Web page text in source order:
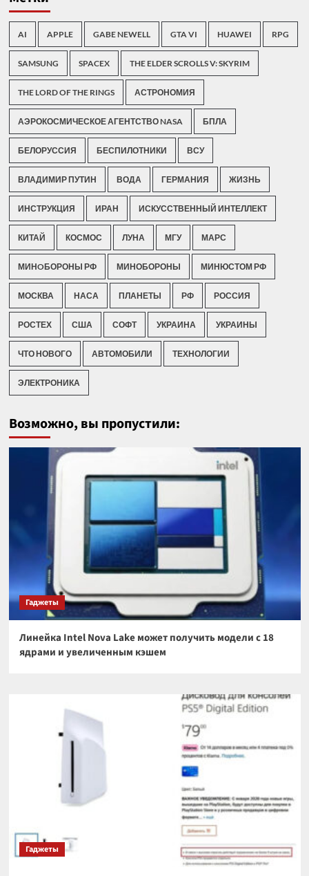
AI APPLE GABE NEWELL GTA VI HUAWEI RPG
SAMSUNG SPACEX THE ELDER SCROLLS V: SKYRIM
THE LORD OF THE RINGS АСТРОНОМИЯ
АЭРОКОСМИЧЕСКОЕ АГЕНТСТВО NASA БПЛА
БЕЛОРУССИЯ БЕСПИЛОТНИКИ ВСУ
ВЛАДИМИР ПУТИН ВОДА ГЕРМАНИЯ ЖИЗНЬ
ИНСТРУКЦИЯ ИРАН ИСКУССТВЕННЫЙ ИНТЕЛЛЕКТ
КИТАЙ КОСМОС ЛУНА МГУ МАРС
МИНOБОРОНЫ РФ МИНОБОРОНЫ МИНЮСТОМ РФ
МОСКВА НАСА ПЛАНЕТЫ РФ РОССИЯ
РОСТЕХ США СОФТ УКРАИНА УКРАИНЫ
ЧТО НОВОГО АВТОМОБИЛИ ТЕХНОЛОГИИ
ЭЛЕКТРОНИКА
Возможно, вы пропустили:
Гаджеты
Линейка Intel Nova Lake может получить модели с 18
ядрами и увеличенным кэшем
Гаджеты